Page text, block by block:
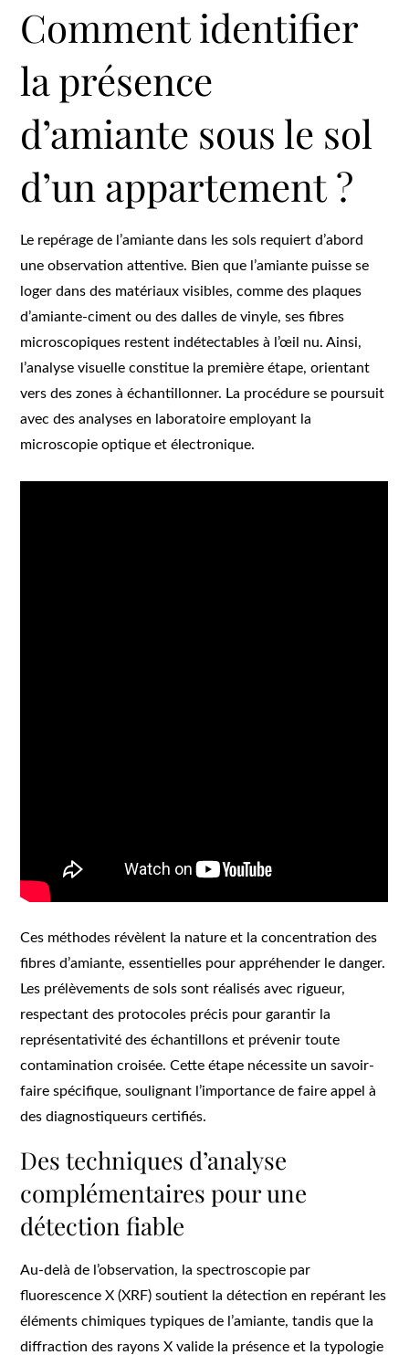
Comment identifier
la présence
d’amiante sous le sol
d’un appartement ?
Le repérage de l’amiante dans les sols requiert d’abord
une observation attentive. Bien que l’amiante puisse se
loger dans des matériaux visibles, comme des plaques
d’amiante-ciment ou des dalles de vinyle, ses fibres
microscopiques restent indétectables à l’œil nu. Ainsi,
l’analyse visuelle constitue la première étape, orientant
vers des zones à échantillonner. La procédure se poursuit
avec des analyses en laboratoire employant la
microscopie optique et électronique.
Ces méthodes révèlent la nature et la concentration des
fibres d’amiante, essentielles pour appréhender le danger.
Les prélèvements de sols sont réalisés avec rigueur,
respectant des protocoles précis pour garantir la
représentativité des échantillons et prévenir toute
contamination croisée. Cette étape nécessite un savoir-
faire spécifique, soulignant l’importance de faire appel à
des diagnostiqueurs certifiés.
Des techniques d’analyse
complémentaires pour une
détection fiable
Au-delà de l’observation, la spectroscopie par
fluorescence X (XRF) soutient la détection en repérant les
éléments chimiques typiques de l’amiante, tandis que la
diffraction des rayons X valide la présence et la typologie